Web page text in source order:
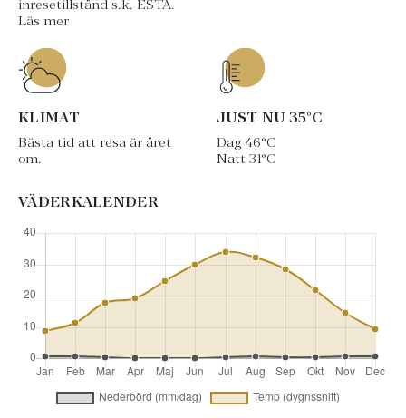
inresetillstånd s.k. ESTA.
Läs mer
KLIMAT
Bästa tid att resa är året
om.
JUST NU 35°C
Dag 46°C
Natt 31°C
VÄDERKALENDER